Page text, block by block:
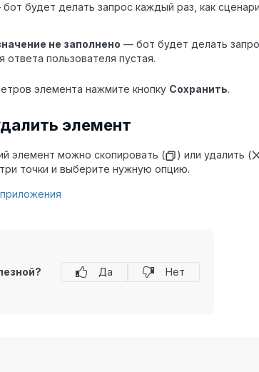
будет делать запрос каждый раз, как
не заполнено — бот будет делать
ответа пользователя пустая.
элемента нажмите кнопку Сохранить.
элемент
элемент можно скопировать ( ) или удалить (
точки и выберите нужную опцию.
Да Нет